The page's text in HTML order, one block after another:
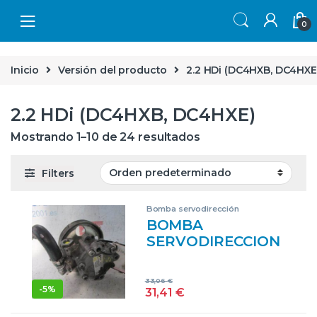
0
Inicio Versión del producto 2.2 HDi (DC4HXB,
2.2 HDi (DC4HXB, DC4HXE)
Mostrando 1–10 de 24 resultados
Filters
-5%
Bomba servodirección
BOMBA
SERVODIRECCION
2.2 HDI (DC4HXB,
31,41 €
33,06€